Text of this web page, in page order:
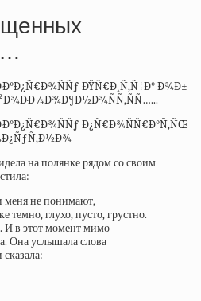
на полянке рядом со своим
меня не понимают,
темно, глухо, пусто, грустно.
И в этот момент мимо
Она услышала слова